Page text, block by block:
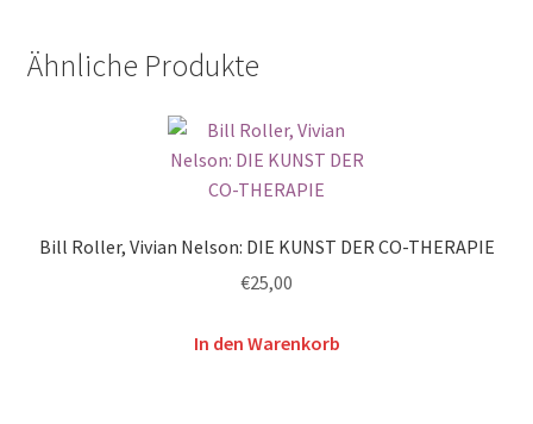
Ähnliche Produkte
Bill Roller, Vivian Nelson: DIE KUNST DER CO-THERAPIE
€25,00
In den Warenkorb